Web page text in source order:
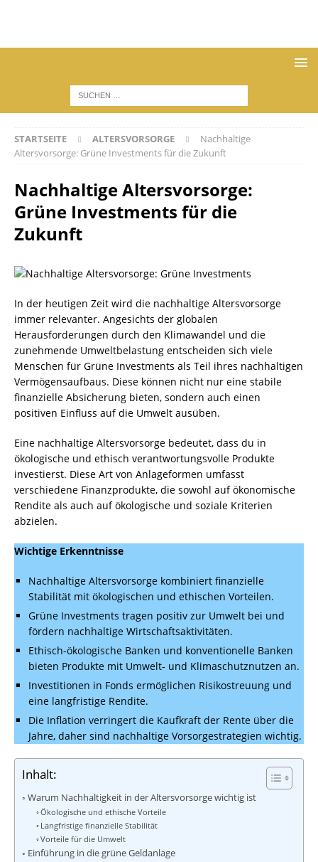
STARTSEITE ALTERSVORSORGE
Nachhaltige
Altersvorsorge: Grüne Investments für die Zukunft
Nachhaltige Altersvorsorge:
Grüne Investments für die
Zukunft
In der heutigen Zeit wird die nachhaltige Altersvorsorge
immer relevanter. Angesichts der globalen
Herausforderungen durch den Klimawandel und die
zunehmende Umweltbelastung entscheiden sich viele
Menschen für Grüne Investments als Teil ihres nachhaltigen
Vermögensaufbaus. Diese können nicht nur eine stabile
finanzielle Absicherung bieten, sondern auch einen
positiven Einfluss auf die Umwelt ausüben.
Eine nachhaltige Altersvorsorge bedeutet, dass du in
ökologische und ethisch verantwortungsvolle Produkte
investierst. Diese Art von Anlageformen umfasst
verschiedene Finanzprodukte, die sowohl auf ökonomische
Rendite als auch auf ökologische und soziale Kriterien
abzielen.
Wichtige Erkenntnisse
Nachhaltige Altersvorsorge kombiniert finanzielle
Stabilität mit ökologischen und ethischen Vorteilen.
Grüne Investments tragen positiv zur Umwelt bei und
fördern nachhaltige Wirtschaftsaktivitäten.
Ethisch-ökologische Banken und konventionelle Banken
bieten Produkte mit Umwelt- und Klimaschutznutzen an.
Investitionen in Fonds ermöglichen Risikostreuung und
eine langfristige Rendite.
Die Inflation verringert die Kaufkraft der Rente über die
Jahre, daher sind nachhaltige Vorsorgestrategien wichtig.
Inhalt:
Warum Nachhaltigkeit in der Altersvorsorge wichtig ist
Ökologische und ethische Vorteile
Langfristige finanzielle Stabilität
Vorteile für die Umwelt
Einführung in die grüne Geldanlage